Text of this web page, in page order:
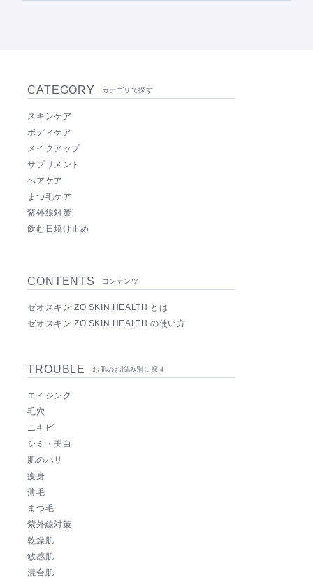
CATEGORY カテゴリで探す
スキンケア
ボディケア
メイクアップ
サプリメント
ヘアケア
まつ毛ケア
紫外線対策
飲む日焼け止め
CONTENTS コンテンツ
ゼオスキン ZO SKIN HEALTH とは
ゼオスキン ZO SKIN HEALTH の使い方
TROUBLE お肌のお悩み別に探す
エイジング
毛穴
ニキビ
シミ・美白
肌のハリ
痩身
薄毛
まつ毛
紫外線対策
乾燥肌
敏感肌
混合肌